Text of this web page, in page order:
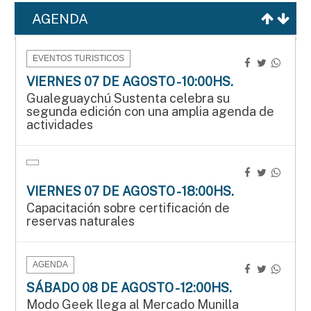
AGENDA
EVENTOS TURISTICOS
VIERNES 07 DE AGOSTO - 10:00HS.
Gualeguaychú Sustenta celebra su
segunda edición con una amplia agenda de
actividades
VIERNES 07 DE AGOSTO - 18:00HS.
Capacitación sobre certificación de
reservas naturales
AGENDA
SÁBADO 08 DE AGOSTO - 12:00HS.
Modo Geek llega al Mercado Munilla